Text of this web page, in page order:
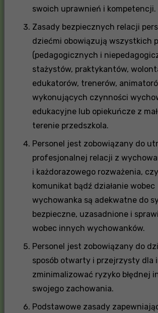
swoich uprawnień i kompetencji.
Zasady bezpiecznych relacji
dziećmi obowiązują wszystkich
(pedagogicznych i
stażystów, praktykantów,
edukatorów, trenerów,
wykonujących czynności
edukacyjne lub opiekuńcze z
terenie przedszkola.
Personel jest zobowiązany do
profesjonalnej relacji z
i każdorazowego rozważenia,
komunikat bądź działanie wobec
wychowanka są adekwatne do
bezpieczne, uzasadnione i
wobec innych wychowanków.
Personel jest zobowiązany do
sposób otwarty i przejrzysty dla
zminimalizować ryzyko błędnej
swojego zachowania.
Podstawowe zasady